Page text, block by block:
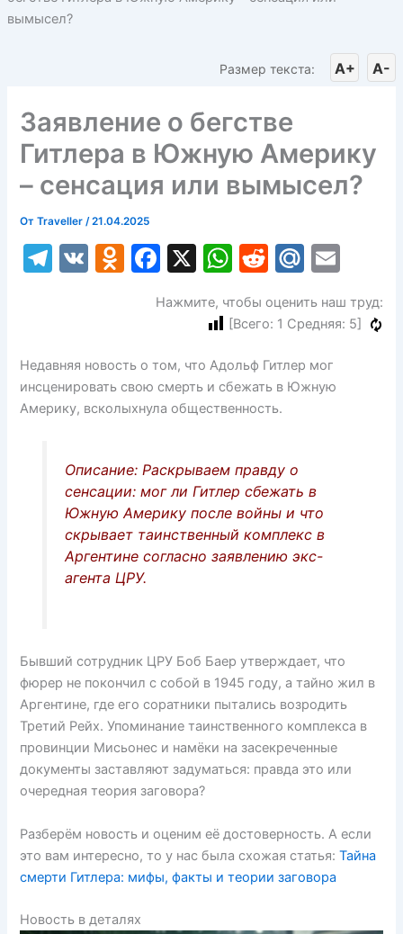
вымысел?
Размер текста: A+ A-
Заявление о бегстве
Гитлера в Южную Америку
– сенсация или вымысел?
ОтTraveller /21.04.2025
T
a
m
V
O
kl
a
s
ni
ki
F
c
b
o
k
X
W
at
A
p
R
d
t
M
l.
u
ai
Нажмите, чтобы оценить наш труд:
[Всего: 1 Средняя: 5]
Недавняя новость о том, что Адольф Гитлер мог
инсценировать свою смерть и сбежать в Южную
Америку, всколыхнула общественность.
Описание: Раскрываем правду о
сенсации: мог ли Гитлер сбежать в
Южную Америку после войны и что
скрывает таинственный комплекс в
Аргентине согласно заявлению экс-
агента ЦРУ.
Бывший сотрудник ЦРУ Боб Баер утверждает, что
фюрер не покончил с собой в 1945 году, а тайно жил в
Аргентине, где его соратники пытались возродить
Третий Рейх. Упоминание таинственного комплекса в
провинции Мисьонес и намёки на засекреченные
документы заставляют задуматься: правда это или
очередная теория заговора?
Разберём новость и оценим её достоверность. А если
это вам интересно, то у нас была схожая статья:Тайна
смерти Гитлера: мифы, факты и теории заговора
Новость в деталях